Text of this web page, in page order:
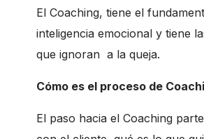
El Coaching, tiene el
inteligencia emocional y tiene
que ignoran a la queja.
Cómo es el proceso de
El paso hacia el Coaching